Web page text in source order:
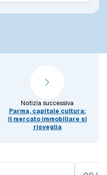
Notizia successiva
Parma, capitale cultura:
il mercato immobiliare si
risveglia